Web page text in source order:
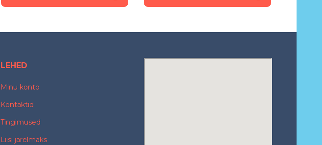
LEHED
Minu konto
Kontaktid
Tingimused
Liisi järelmaks